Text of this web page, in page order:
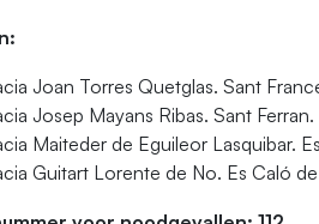
Joan Torres Quetglas. Sant
Josep Mayans Ribas. Sant
Maiteder de Eguileor Lasquibar.
Guitart Lorente de No. Es Caló